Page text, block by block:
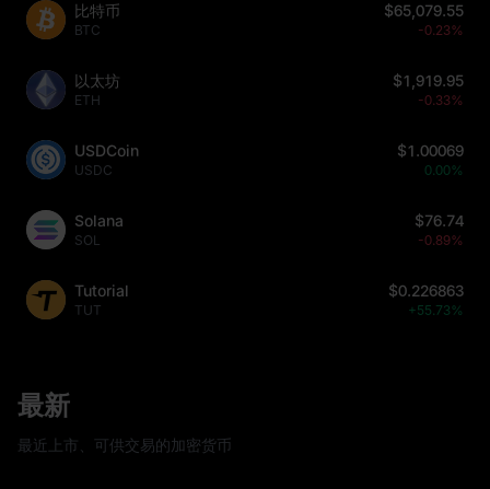
比特币
BTC
$65,079.55
-0.23%
以太坊
ETH
$1,919.95
-0.33%
USDCoin
USDC
$1.00069
0.00%
Solana
SOL
$76.74
-0.89%
Tutorial
TUT
$0.226863
+55.73%
最新
最近上市、可供交易的加密货币